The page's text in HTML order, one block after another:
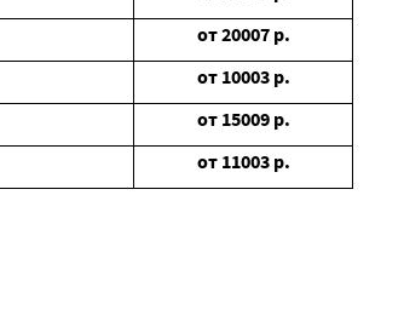
от20007 р.
от 10003 р.
от 15009 р.
от 11003 р.